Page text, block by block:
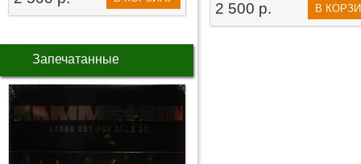
Запечатанные
2 500 р. В